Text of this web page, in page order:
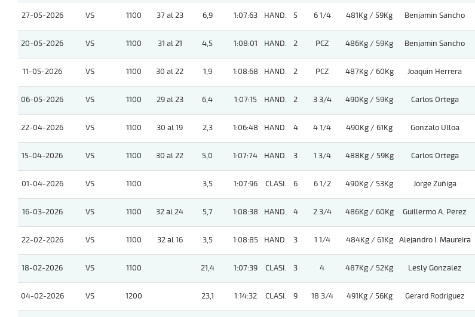
27-05-2026 VS 1100 37 al 23 6,9 1:07:63 HAND. 5 6 1/4 481Kg / 59Kg Benjamin Sancho
20-05-2026 VS 1100 31 al 21 4,5 1:08:01 HAND. 2 PCZ 486Kg / 59Kg Benjamin Sancho
11-05-2026 VS 1100 30 al 22 1,9 1:08:68 HAND. 2 PCZ 487Kg / 60Kg Joaquin Herrera
06-05-2026 VS 1100 29 al 23 6,4 1:07:15 HAND. 2 3 3/4 490Kg / 59Kg Carlos Ortega
22-04-2026 VS 1100 30 al 19 2,3 1:06:48 HAND. 4 4 1/4 490Kg / 61Kg Gonzalo Ulloa
15-04-2026 VS 1100 30 al 22 5,0 1:07:74 HAND. 3 1 3/4 488Kg / 59Kg Carlos Ortega
01-04-2026 VS 1100 3,5 1:07:96 CLASI. 6 6 1/2 490Kg / 53Kg Jorge Zuñiga
16-03-2026 VS 1100 32 al 24 5,7 1:08:38 HAND. 4 2 3/4 486Kg / 60Kg Guillermo A. Perez
22-02-2026 VS 1100 32 al 16 3,5 1:08:85 HAND. 3 1 1/4 484Kg / 61Kg Alejandro I. Maureira
18-02-2026 VS 1100 21,4 1:07:39 CLASI. 3 4 487Kg / 52Kg Lesly Gonzalez
04-02-2026 VS 1200 23,1 1:14:32 CLASI. 9 18 3/4 491Kg / 56Kg Gerard Rodriguez